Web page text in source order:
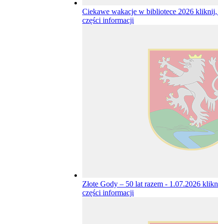
Ciekawe wakacje w bibliotece 2026 kliknij,
części informacji
Złote Gody – 50 lat razem - 1.07.2026
części informacji